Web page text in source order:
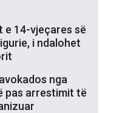
e 14-vjeçares së
i ndalohet
nga
pas arrestimit të